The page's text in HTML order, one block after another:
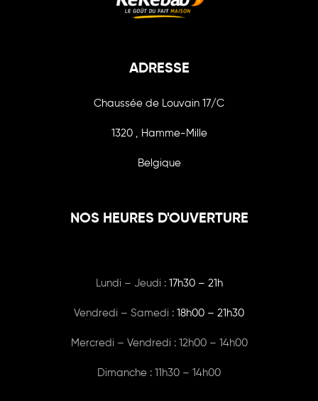
ADRESSE
Chaussée de Louvain 17/C
1320 , Hamme-Mille
Belgique
NOS HEURES D'OUVERTURE
Lundi – Jeudi : 17h30 – 21h
Vendredi – Samedi : 18h00 – 21h30
Mercredi – Vendredi : 12h00 – 14h00
Dimanche : 11h30 – 14h00